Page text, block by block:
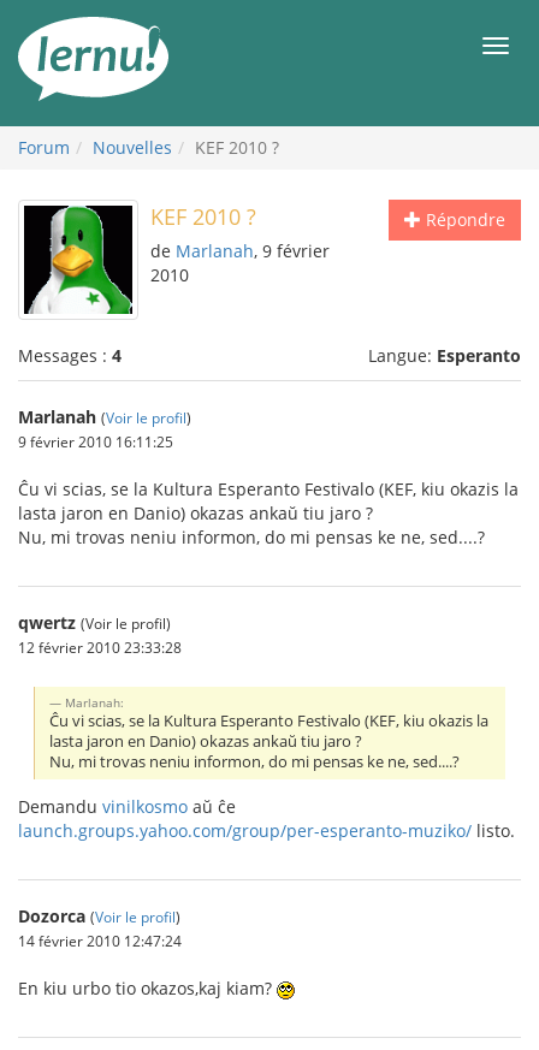
contenu
Forum Nouvelles KEF 2010 ?
Répondre
KEF 2010 ?
de Marlanah, 9 février
2010
Messages : 4 Langue: Esperanto
Marlanah (Voir le profil)
9 février 2010 16:11:25
Ĉu vi scias, se la Kultura Esperanto Festivalo (KEF, kiu okazis la
lasta jaron en Danio) okazas ankaŭ tiu jaro ?
Nu, mi trovas neniu informon, do mi pensas ke ne, sed....?
qwertz (Voir le profil)
12 février 2010 23:33:28
Marlanah:
Ĉu vi scias, se la Kultura Esperanto Festivalo (KEF, kiu okazis la
lasta jaron en Danio) okazas ankaŭ tiu jaro ?
Nu, mi trovas neniu informon, do mi pensas ke ne, sed....?
Demandu vinilkosmo aŭ ĉe
launch.groups.yahoo.com/group/per-esperanto-muziko/ listo.
Dozorca (Voir le profil)
14 février 2010 12:47:24
En kiu urbo tio okazos,kaj kiam?